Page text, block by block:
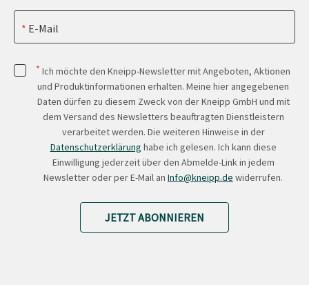
E-Mail
* Ich möchte den Kneipp-Newsletter mit Angeboten, Aktionen
und Produktinformationen erhalten. Meine hier angegebenen
Daten dürfen zu diesem Zweck von der Kneipp GmbH und mit
dem Versand des Newsletters beauftragten Dienstleistern
verarbeitet werden. Die weiteren Hinweise in der
Datenschutzerklärung habe ich gelesen. Ich kann diese
Einwilligung jederzeit über den Abmelde-Link in jedem
Newsletter oder per E-Mail an Info@kneipp.de widerrufen.
JETZT ABONNIEREN